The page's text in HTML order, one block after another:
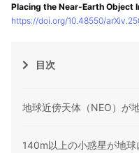
Placing the Near-Earth Object
https://doi.org/10.48550/
目次
地球近傍天体（NEO）が
140m以上の小惑星が地